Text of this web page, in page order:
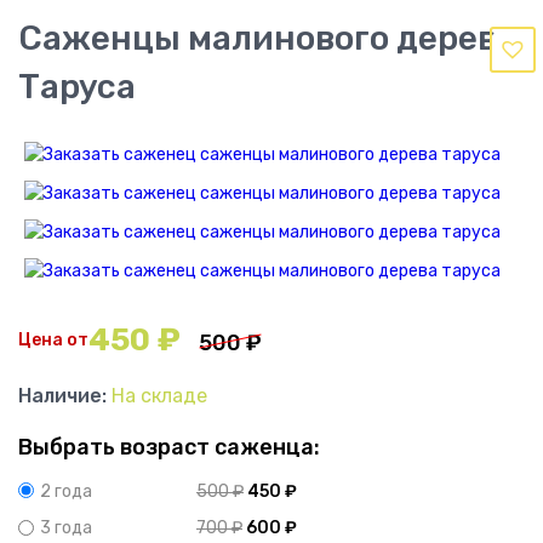
Саженцы малинового дерева
Таруса
Цена от 500₽
450 ₽
Наличие: На складе
Выбрать возраст саженца:
2 года 500₽ 450 ₽
3 года
700₽ 600 ₽